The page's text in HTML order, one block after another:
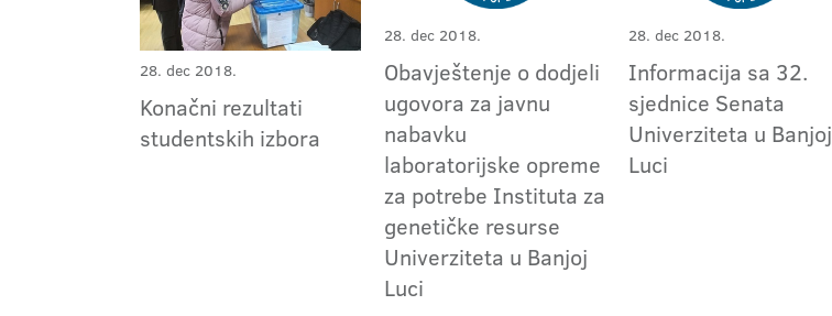
28. dec 2018.
Konačni rezultati
studentskih izbora
28. dec 2018.
Obavještenje o dodjeli
ugovora za javnu
nabavku
laboratorijske opreme
za potrebe Instituta za
genetičke resurse
Univerziteta u Banjoj
Luci
28. dec 2018.
Informacija sa 32.
sjednice Senata
Univerziteta u Banjoj
Luci